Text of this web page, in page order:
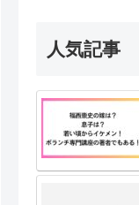
人気記事